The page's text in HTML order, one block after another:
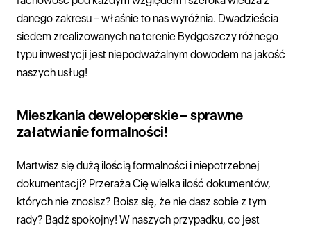
danego zakresu – właśnie to nas wyróżnia. Dwadzieścia
siedem zrealizowanych na terenie Bydgoszczy różnego
typu inwestycji jest niepodważalnym dowodem na jakość
naszych usług!
Mieszkania deweloperskie – sprawne
załatwianie formalności!
Martwisz się dużą ilością formalności i niepotrzebnej
dokumentacji? Przeraża Cię wielka ilość dokumentów,
których nie znosisz? Boisz się, że nie dasz sobie z tym
rady? Bądź spokojny! W naszych przypadku, co jest